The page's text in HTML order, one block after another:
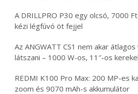
A DRILLPRO P30 egy olcsó, 7000
kézi légfúvó öt fejjel
Az ANGWATT CS1 nem akar
látszani – 1000 W-os, 11″-os
REDMI K100 Pro Max: 200 MP-es
zoom és 9070 mAh-s akkumulátor